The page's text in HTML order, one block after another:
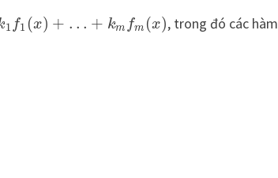
1 f1 (x) + … + km fm (x), trong đó các hàm